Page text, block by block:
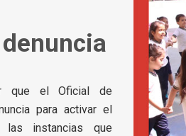
que el Oficial de
para activar el
instancias que